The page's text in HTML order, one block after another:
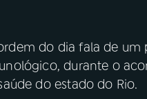
do dia fala de
durante o
do estado do Rio.